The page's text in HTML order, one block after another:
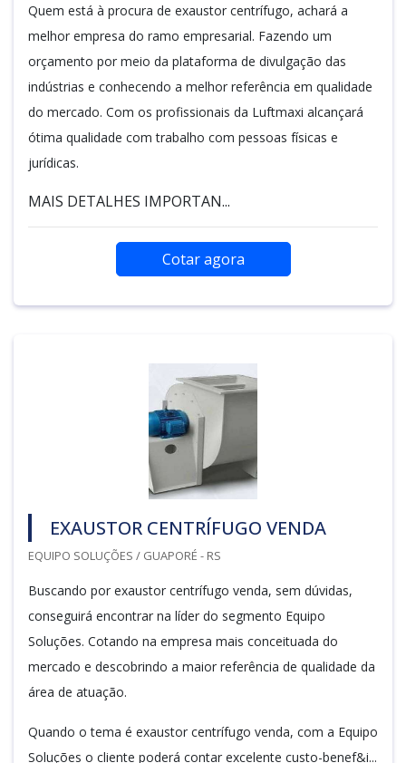
Quem está à procura de exaustor centrífugo, achará a
melhor empresa do ramo empresarial. Fazendo um
orçamento por meio da plataforma de divulgação das
indústrias e conhecendo a melhor referência em qualidade
do mercado. Com os profissionais da Luftmaxi alcançará
ótima qualidade com trabalho com pessoas físicas e
jurídicas.
MAIS DETALHES IMPORTAN...
Cotar agora
EXAUSTOR CENTRÍFUGO VENDA
EQUIPO SOLUÇÕES / GUAPORÉ - RS
Buscando por exaustor centrífugo venda, sem dúvidas,
conseguirá encontrar na líder do segmento Equipo
Soluções. Cotando na empresa mais conceituada do
mercado e descobrindo a maior referência de qualidade da
área de atuação.
Quando o tema é exaustor centrífugo venda, com a Equipo
Soluções o cliente poderá contar excelente custo-benef&i...